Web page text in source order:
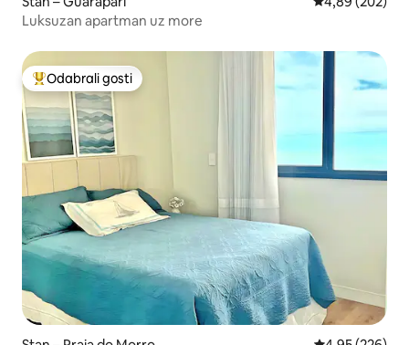
Luksuzan apartman uz more
Među najviše rangiranima s oznakom „Odabrali gosti”
Odabrali gosti